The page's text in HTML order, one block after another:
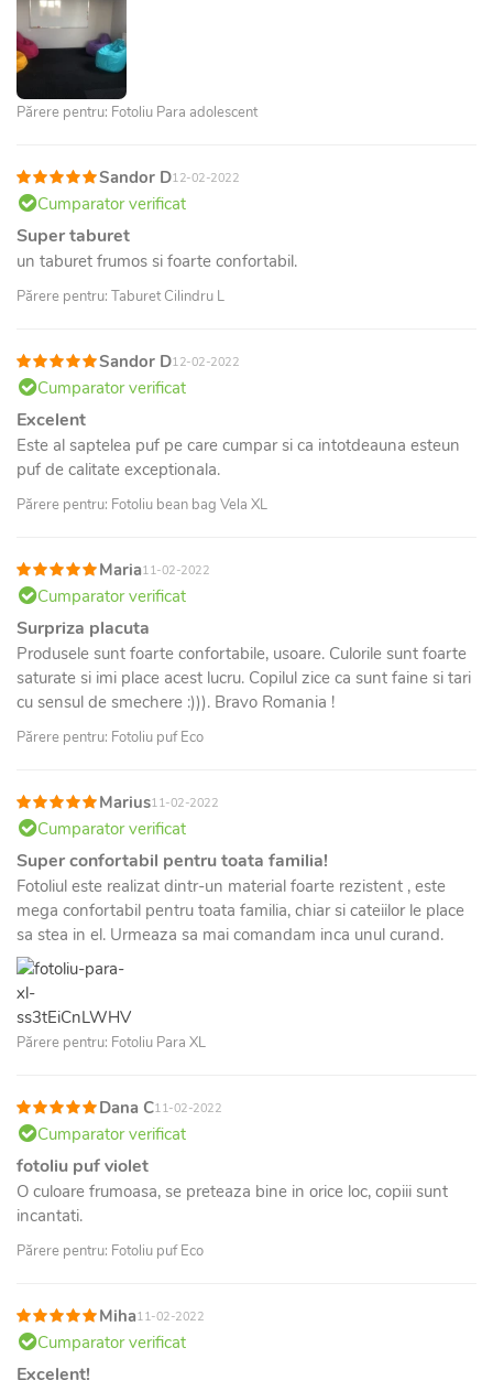
Părere pentru: Fotoliu Para adolescent
Sandor D12-02-2022
Cumparator verificat
Super taburet
un taburet frumos si foarte confortabil.
Părere pentru: Taburet Cilindru L
Sandor D12-02-2022
Cumparator verificat
Excelent
Este al saptelea puf pe care cumpar si ca intotdeauna esteun
puf de calitate exceptionala.
Părere pentru: Fotoliu bean bag Vela XL
Maria11-02-2022
Cumparator verificat
Surpriza placuta
Produsele sunt foarte confortabile, usoare. Culorile sunt foarte
saturate si imi place acest lucru. Copilul zice ca sunt faine si tari
cu sensul de smechere :))). Bravo Romania !
Părere pentru: Fotoliu puf Eco
Marius11-02-2022
Cumparator verificat
Super confortabil pentru toata familia!
Fotoliul este realizat dintr-un material foarte rezistent , este
mega confortabil pentru toata familia, chiar si cateiilor le place
sa stea in el. Urmeaza sa mai comandam inca unul curand.
Părere pentru: Fotoliu Para XL
Dana C11-02-2022
Cumparator verificat
fotoliu puf violet
O culoare frumoasa, se preteaza bine in orice loc, copiii sunt
incantati.
Părere pentru: Fotoliu puf Eco
Miha11-02-2022
Cumparator verificat
Excelent!